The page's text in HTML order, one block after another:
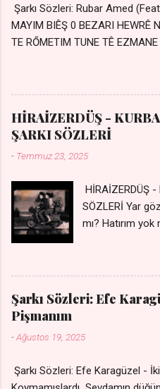
Şarkı Sözleri: Rubar Amed
MAYIM BIÊŞ 0 BEZARI HEWRÊ
TE RŐMETIM TUNE TÊ EZMANE
Silinmis yarıda. Hasretin yel
Yaralı adamım. Sensizlik bir
kalbimde Bir sızı durmuyor
dile şevên min Teng e nefes im
geceler Sensiz her sabahım
HİRAİZERDÜŞ -
ŞARKI SÖZLERİ
- Temmuz 23, 2025
HİRAİZERDÜŞ -
SÖZLERİ Yar
mı? Hatırım
dünyayı
kurban olurum..
Yaslanırsan
kurban olurum
almış Sen de
yoldaş olurum
Şarkı Sözleri: Efe
Pişmanım
-Ağustos 19, 2025
Şarkı Sözleri: Efe Karagüzel -